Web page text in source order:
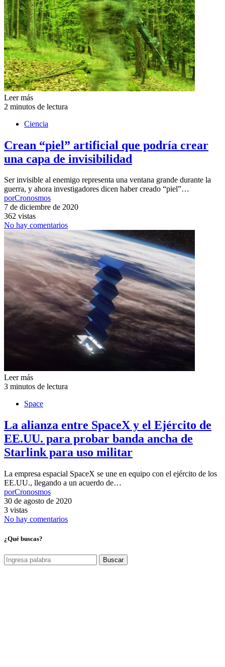
Leer más
2 minutos de lectura
Ciencia
Crean “piel” artificial que podría crear
una capa de invisibilidad
Ser invisible al enemigo representa una ventana grande durante la
guerra, y ahora investigadores dicen haber creado “piel”…
porCronosmos
7 de diciembre de 2020
362 vistas
No hay comentarios
Leer más
3 minutos de lectura
Space
La alianza entre SpaceX y el Ejército de
EE.UU. para probar banda ancha de
Starlink para uso militar
La empresa espacial SpaceX se une en equipo con el ejército de los
EE.UU., llegando a un acuerdo de…
porCronosmos
30 de agosto de 2020
3 vistas
No hay comentarios
¿Qué buscas?
Buscar